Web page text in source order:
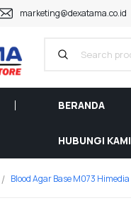
marketing@dexatama.co.id
BERANDA
HUBUNGI KAMI
Blood Agar Base M073 Himedia